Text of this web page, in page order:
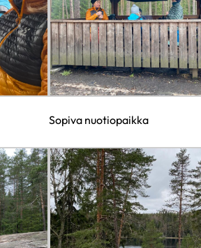
Sopiva nuotiopaikka